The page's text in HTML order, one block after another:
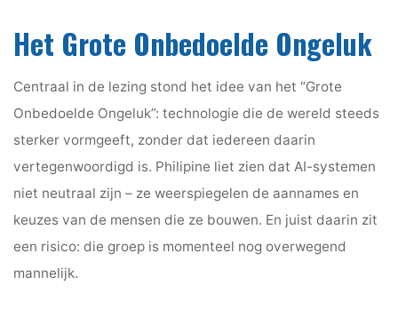
Het Grote Onbedoelde Ongeluk
Centraal in de lezing stond het idee van het “Grote
Onbedoelde Ongeluk”: technologie die de wereld steeds
sterker vormgeeft, zonder dat iedereen daarin
vertegenwoordigd is. Philipine liet zien dat AI-systemen
niet neutraal zijn – ze weerspiegelen de aannames en
keuzes van de mensen die ze bouwen. En juist daarin zit
een risico: die groep is momenteel nog overwegend
mannelijk.